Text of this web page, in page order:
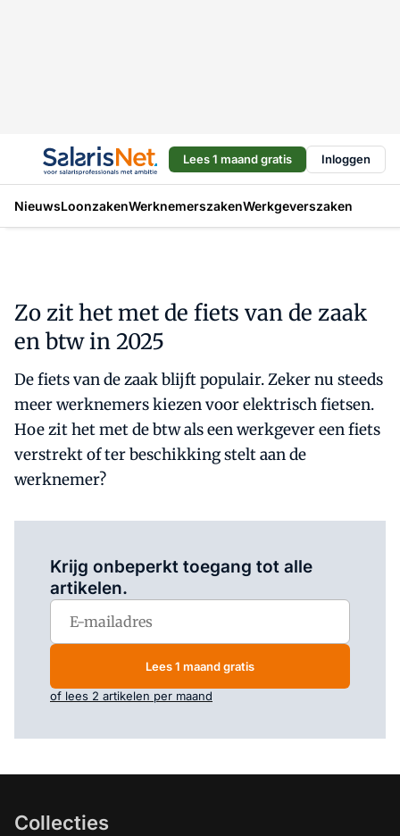
Lees 1 maand gratis Inloggen
NieuwsLoonzakenWerknemerszakenWerkgeverszaken
Zo zit het met de fiets van de zaak
en btw in 2025
De fiets van de zaak blijft populair. Zeker nu steeds
meer werknemers kiezen voor elektrisch fietsen.
Hoe zit het met de btw als een werkgever een fiets
verstrekt of ter beschikking stelt aan de
werknemer?
Krijg onbeperkt toegang tot alle
artikelen.
Lees 1 maand gratis
of lees 2 artikelen per maand
Collecties